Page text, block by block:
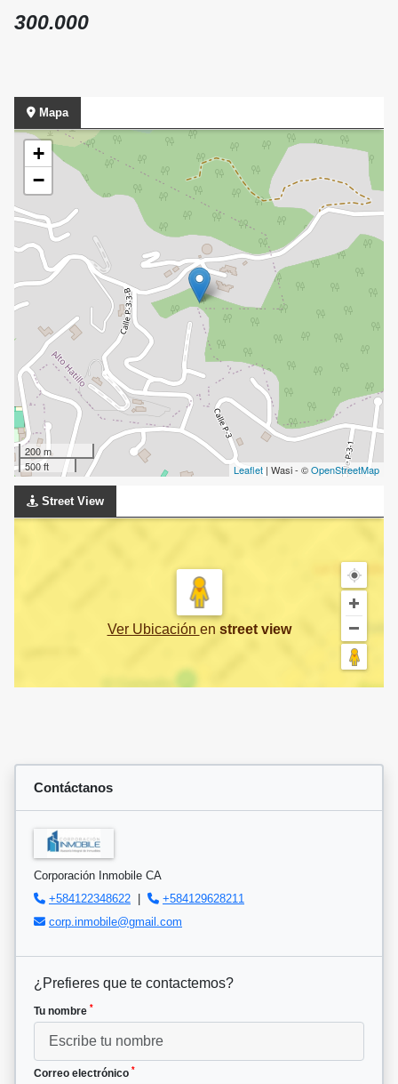
300.000
Mapa
+
−
200 m
500 ft
Leaflet | Wasi - ©OpenStreetMap
Street View
Ver Ubicación en street view
Contáctanos
Corporación Inmobile CA
+584122348622 |
+584129628211
corp.inmobile@gmail.com
¿Prefieres que te contactemos?
Tu nombre *
Correo electrónico *